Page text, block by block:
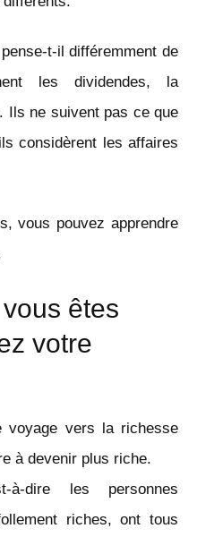
t-il différemment de
les dividendes, la
Ils ne suivent pas ce que
considèrent les affaires
vous pouvez apprendre
êtes
votre
voyage vers la richesse
à devenir plus riche.
dire les personnes
riches, ont tous